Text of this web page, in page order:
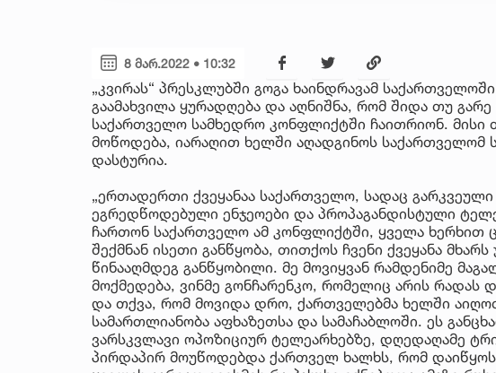
8 მარ.2022 • 10:32
„კვირას“ პრესკლუბში გოგა ხაინდრავამ
გაამახვილა ყურადღება და აღნიშნა, რომ შიდა თუ
საქართველო სამხედრო კონფლიქტში ჩაითრიონ. მისი
მოწოდება, იარაღით ხელში აღადგინოს საქართველომ
დასტურია.
„ერთადერთი ქვეყანაა საქართველო, სადაც
ეგრედწოდებული ენჯეოები და პროპაგანდისტული
ჩართონ საქართველო ამ კონფლიქტში, ყველა ხერხით
შექმნან ისეთი განწყობა, თითქოს ჩვენი ქვეყანა
წინააღმდეგ განწყობილი. მე მოვიყვან რამდენიმე
მოქმედება, ვინმე გონჩარენკო, რომელიც არის რადას
და თქვა, რომ მოვიდა დრო, ქართველებმა ხელში
სამართლიანობა აფხაზეთსა და სამაჩაბლოში. ეს
ვარსკვლავი ოპოზიციურ ტელეარხებზე, დღედაღამე
პირდაპირ მოუწოდებდა ქართველ ხალხს, რომ